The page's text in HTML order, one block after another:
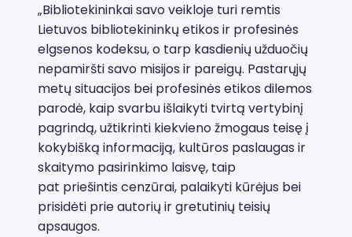
„Bibliotekininkai savo veikloje turi remtis
Lietuvos bibliotekininkų etikos ir profesinės
elgsenos kodeksu, o tarp kasdienių užduočių
nepamiršti savo misijos ir pareigų. Pastarųjų
metų situacijos bei profesinės etikos dilemos
parodė, kaip svarbu išlaikyti tvirtą vertybinį
pagrindą, užtikrinti kiekvieno žmogaus teisę į
kokybišką informaciją, kultūros paslaugas ir
skaitymo pasirinkimo laisvę, taip
pat priešintis cenzūrai, palaikyti kūrėjus bei
prisidėti prie autorių ir gretutinių teisių
apsaugos.